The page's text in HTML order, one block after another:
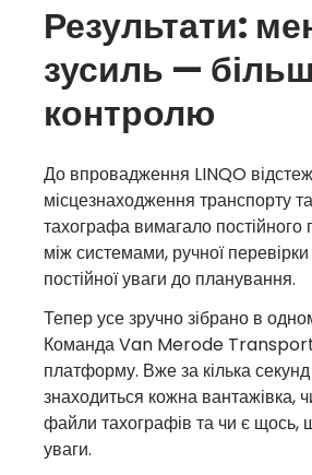
Результати:
зусиль —
контролю
До впровадження LINQO
місцезнаходження транспорту
тахографа вимагало
між системами, ручної
постійної уваги до планування.
Тепер усе зручно зібрано в
Команда Van Merode Transport
платформу. Вже за кілька
знаходиться кожна вантажівка,
файли тахографів та чи є щось,
уваги.
з LINQO!